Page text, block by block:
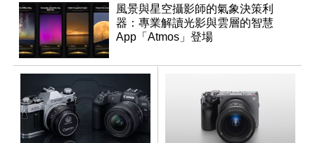
風景與星空攝影師的氣象決策利
器：專業解讀光影與雲層的智慧
App「Atmos」登場